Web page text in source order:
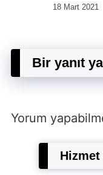
18 Mart 2021
Bir yanıt
Yorum